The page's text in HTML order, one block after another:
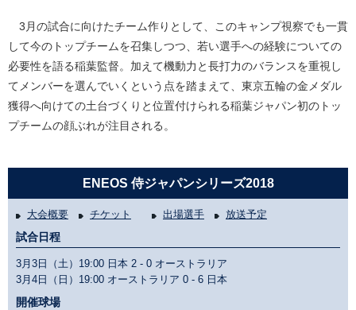
3月の試合に向けたチーム作りとして、このキャンプ視察でも一貫
して今のトップチームを召集しつつ、若い選手への経験についての
必要性を語る稲葉監督。加えて機動力と長打力のバランスを重視し
てメンバーを選んでいくという点を踏まえて、東京五輪の金メダル
獲得へ向けての土台づくりと位置付けられる稲葉ジャパン初のトッ
プチームの顔ぶれが注目される。
ENEOS 侍ジャパンシリーズ2018
大会概要 チケット 出場選手 放送予定
試合日程
3月3日（土）19:00 日本 2 - 0 オーストラリア
3月4日（日）19:00 オーストラリア 0 - 6 日本
開催球場